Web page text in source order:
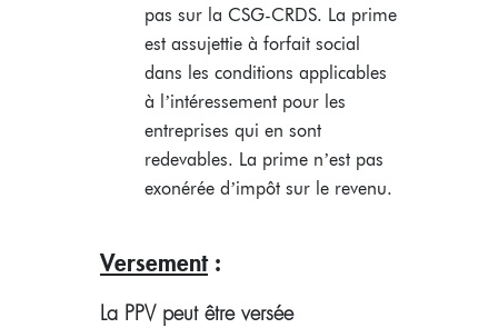
pas sur la CSG-CRDS. La prime
est assujettie à forfait social
dans les conditions applicables
à l’intéressement pour les
entreprises qui en sont
redevables. La prime n’est pas
exonérée d’impôt sur le revenu.
Versement:
La PPV peut être versée